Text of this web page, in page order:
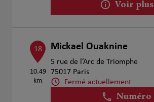
Voir plus
18
10.49
km
Mickael Ouaknine
5 rue de l’Arc de Triomphe
75017 Paris
Fermé actuellement
Numéro